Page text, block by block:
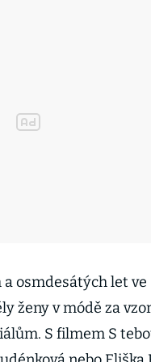
osmdesátých let
ženy v módě za
S filmem S